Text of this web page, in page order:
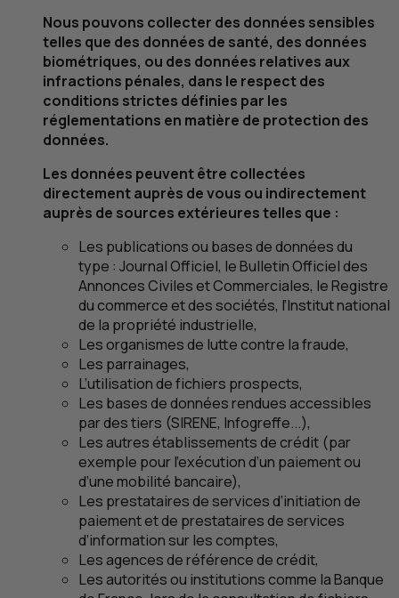
Nous pouvons collecter des données sensibles
telles que des données de santé, des données
biométriques, ou des données relatives aux
infractions pénales, dans le respect des
conditions strictes définies par les
réglementations en matière de protection des
données.
Les données peuvent être collectées
directement auprès de vous ou indirectement
auprès de sources extérieures telles que :
Les publications ou bases de données du
type : Journal Officiel, le Bulletin Officiel des
Annonces Civiles et Commerciales, le Registre
du commerce et des sociétés, l’Institut national
de la propriété industrielle,
Les organismes de lutte contre la fraude,
Les parrainages,
L’utilisation de fichiers prospects,
Les bases de données rendues accessibles
par des tiers (SIRENE, Infogreffe...),
Les autres établissements de crédit (par
exemple pour l’exécution d’un paiement ou
d’une mobilité bancaire),
Les prestataires de services d’initiation de
paiement et de prestataires de services
d’information sur les comptes,
Les agences de référence de crédit,
Les autorités ou institutions comme la Banque